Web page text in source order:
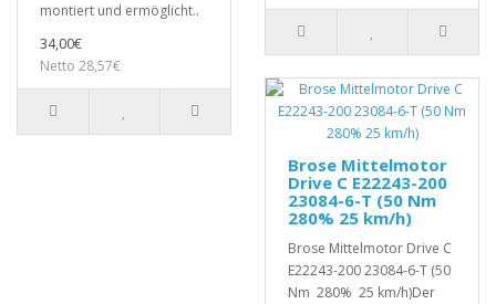
montiert und ermöglicht..
34,00€
Netto 28,57€
Brose Mittelmotor
Drive C E22243-200
23084-6-T (50 Nm
280% 25 km/h)
Brose Mittelmotor Drive C
E22243-200 23084-6-T (50
Nm 280% 25 km/h)Der